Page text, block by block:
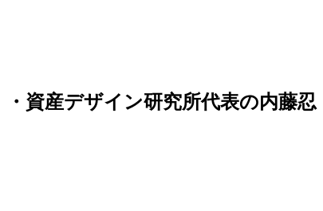
資産デザイン研究所代表の内藤忍